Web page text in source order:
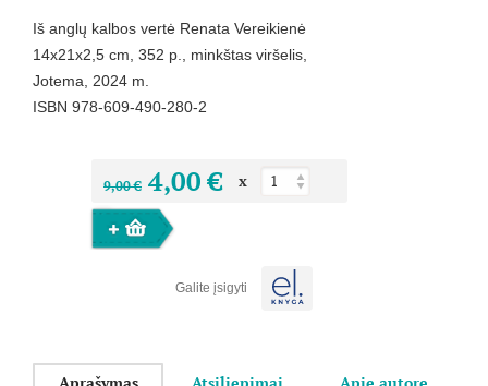
Iš anglų kalbos vertė Renata Vereikienė
14x21x2,5 cm, 352 p., minkštas viršelis,
Jotema, 2024 m.
ISBN 978-609-490-280-2
9,00 € 4,00 € x
Galite įsigyti